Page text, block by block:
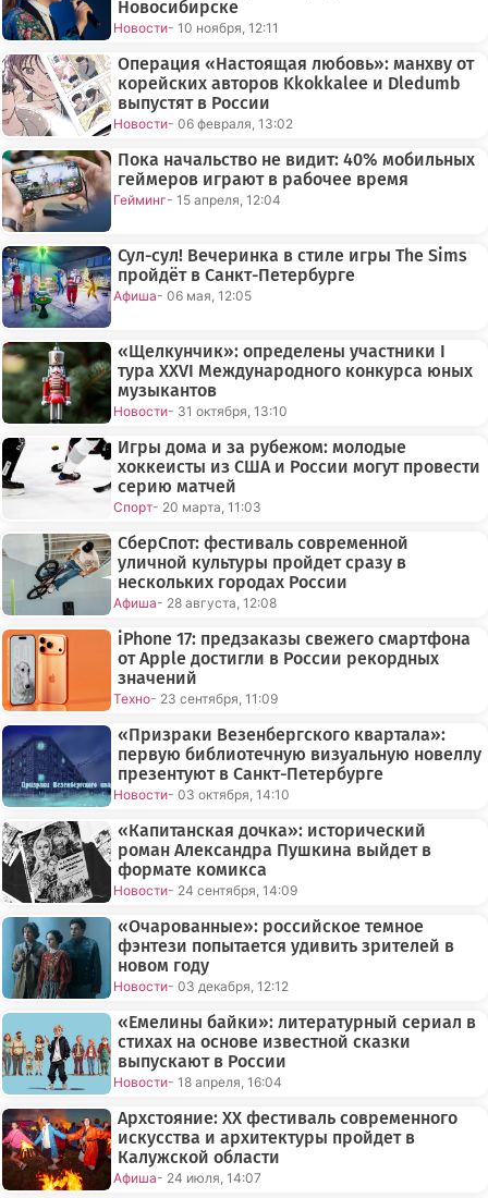
Новосибирске
Новости- 10 ноября, 12:11
Операция «Настоящая любовь»: манхву от
корейских авторов Kkokkalee и Dledumb
выпустят в России
Новости- 06 февраля, 13:02
Пока начальство не видит: 40% мобильных
геймеров играют в рабочее время
Гейминг- 15 апреля, 12:04
Сул-сул! Вечеринка в стиле игры The Sims
пройдёт в Санкт-Петербурге
Афиша- 06 мая, 12:05
«Щелкунчик»: определены участники I
тура XXVI Международного конкурса юных
музыкантов
Новости- 31 октября, 13:10
Игры дома и за рубежом: молодые
хоккеисты из США и России могут провести
серию матчей
Спорт- 20 марта, 11:03
СберСпот: фестиваль современной
уличной культуры пройдет сразу в
нескольких городах России
Афиша- 28 августа, 12:08
iPhone 17: предзаказы свежего смартфона
от Apple достигли в России рекордных
значений
Техно- 23 сентября, 11:09
«Призраки Везенбергского квартала»:
первую библиотечную визуальную новеллу
презентуют в Санкт-Петербурге
Новости- 03 октября, 14:10
«Капитанская дочка»: исторический
роман Александра Пушкина выйдет в
формате комикса
Новости- 24 сентября, 14:09
«Очарованные»: российское темное
фэнтези попытается удивить зрителей в
новом году
Новости- 03 декабря, 12:12
«Емелины байки»: литературный сериал в
стихах на основе известной сказки
выпускают в России
Новости- 18 апреля, 16:04
Архстояние: XX фестиваль современного
искусства и архитектуры пройдет в
Калужской области
Афиша- 24 июля, 14:07